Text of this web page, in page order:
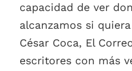
capacidad de ver
alcanzamos si
César Coca, El
escritores con más